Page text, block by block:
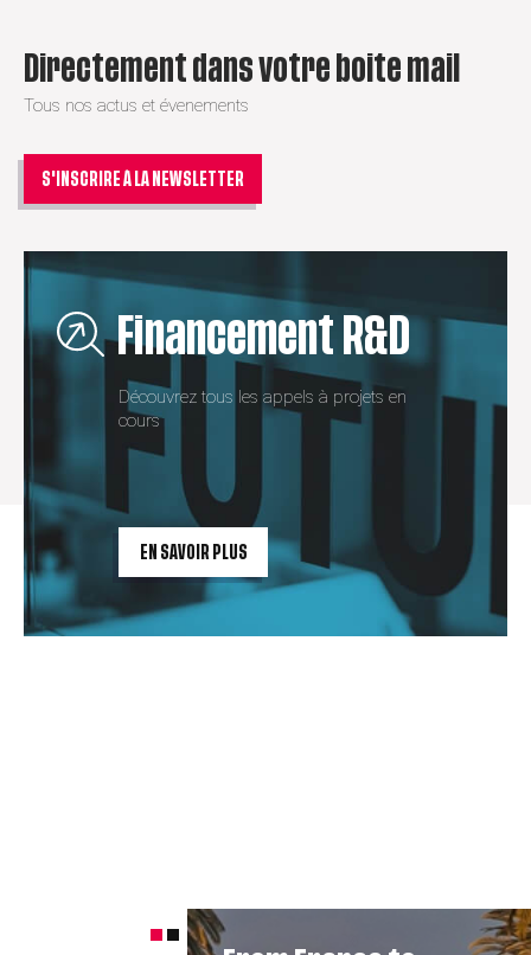
Directement dans votre boite mail
Tous nos actus et évenements
S'INSCRIRE À LA NEWSLETTER
Financement R&D
Découvrez tous les appels à projets en
cours
EN SAVOIR PLUS